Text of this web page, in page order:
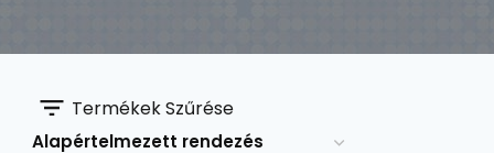
Termékek Szűrése